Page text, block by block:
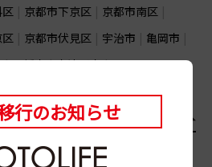
京都市下京区
京都市南区
京都市伏見区 宇治市
亀岡市
八幡市 木津川市
菓子 # コーディアル
行のお知らせ